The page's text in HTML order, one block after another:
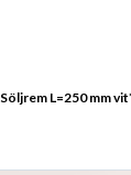
Söljrem L=250 mm